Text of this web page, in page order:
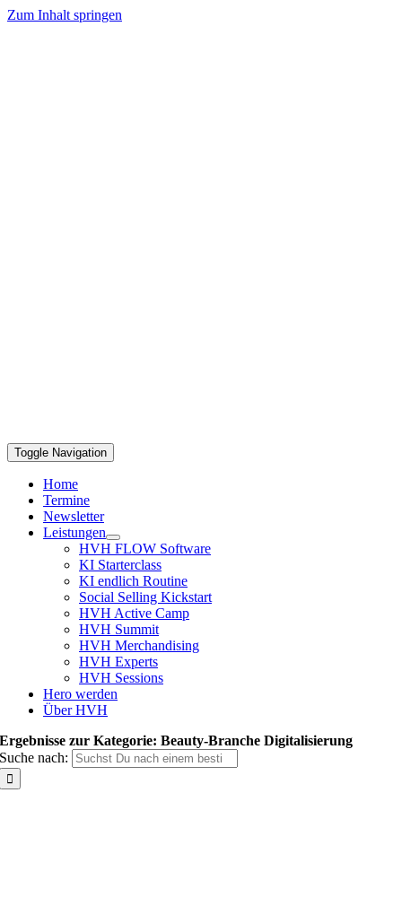
Zum Inhalt springen
Toggle Navigation
Home
Termine
Newsletter
Leistungen
HVH FLOW Software
KI Starterclass
KI endlich Routine
Social Selling Kickstart
HVH Active Camp
HVH Summit
HVH Merchandising
HVH Experts
HVH Sessions
Hero werden
Über HVH
Ergebnisse zur Kategorie: Beauty-Branche Digitalisierung
Suche nach: